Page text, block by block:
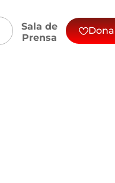
Sala de
Prensa